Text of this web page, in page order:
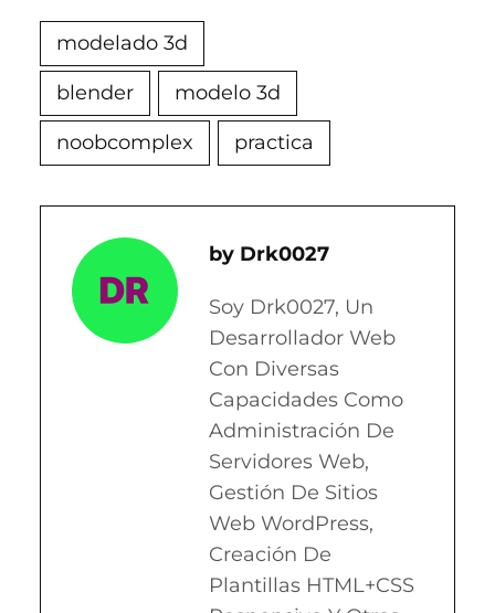
modelado 3d
blender modelo 3d
noobcomplex practica
Drk0027
Soy Drk0027, Un
Desarrollador Web
Con Diversas
Capacidades Como
Administración De
Servidores Web,
Gestión De Sitios
Web WordPress,
Creación De
Plantillas HTML+CSS